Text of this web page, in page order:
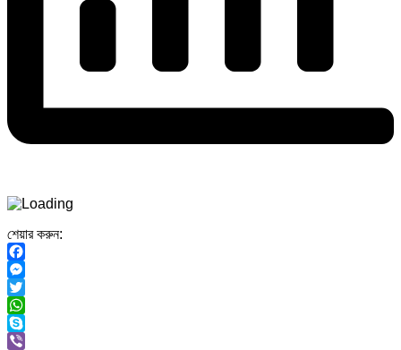
শেয়ার করুন:
Facebook
Messenger
Twitter
WhatsApp
Skype